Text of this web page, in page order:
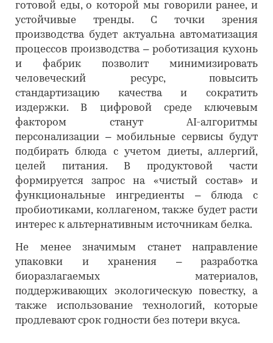
готовой еды, о которой мы говорили ранее, и
устойчивые тренды. С точки зрения
производства будет актуальна автоматизация
процессов производства – роботизация кухонь
и фабрик позволит минимизировать
человеческий ресурс, повысить
стандартизацию качества и сократить
издержки. В цифровой среде ключевым
фактором станут AI-алгоритмы
персонализации – мобильные сервисы будут
подбирать блюда с учетом диеты, аллергий,
целей питания. В продуктовой части
формируется запрос на «чистый состав» и
функциональные ингредиенты – блюда с
пробиотиками, коллагеном, также будет расти
интерес к альтернативным источникам белка.
Не менее значимым станет направление
упаковки и хранения – разработка
биоразлагаемых материалов,
поддерживающих экологическую повестку, а
также использование технологий, которые
продлевают срок годности без потери вкуса.